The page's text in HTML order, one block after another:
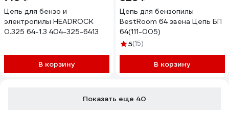
Цепь для бензо и
электропилы HEADROCK
0.325 64-1.3 404-325-6413
В корзину
Цепь для бензопилы
BestRoom 64 звена Цепь БП
64(111-005)
5(15)
В корзину
Показать еще 40